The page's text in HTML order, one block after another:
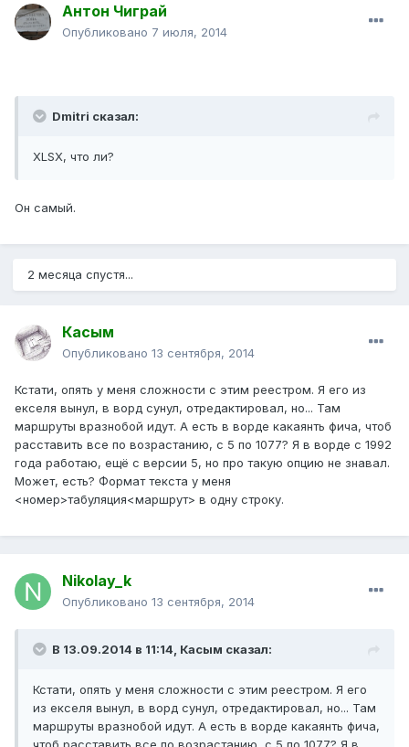
Антон Чиграй
Опубликовано 7 июля, 2014
Dmitri сказал:
XLSX, что ли?
Он самый.
2 месяца спустя...
Касым
Опубликовано 13 сентября, 2014
Кстати, опять у меня сложности с этим реестром. Я его из
екселя вынул, в ворд сунул, отредактировал, но... Там
маршруты вразнобой идут. А есть в ворде какаянть фича, чтоб
расставить все по возрастанию, с 5 по 1077? Я в ворде с 1992
года работаю, ещё с версии 5, но про такую опцию не знавал.
Может, есть? Формат текста у меня
<номер>табуляция<маршрут> в одну строку.
Nikolay_k
Опубликовано 13 сентября, 2014
В 13.09.2014 в 11:14, Касым сказал:
Кстати, опять у меня сложности с этим реестром. Я его
из екселя вынул, в ворд сунул, отредактировал, но... Там
маршруты вразнобой идут. А есть в ворде какаянть фича,